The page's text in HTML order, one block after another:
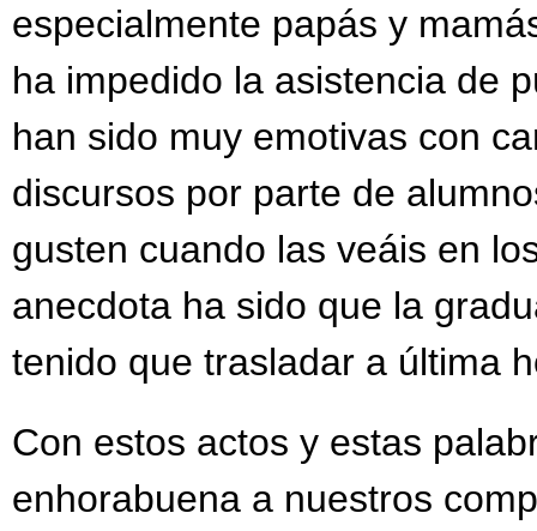
especialmente papás y
ha impedido la asistencia de
han sido muy emotivas con
discursos por parte de
gusten cuando las veáis en
anecdota ha sido que la
tenido que trasladar a última
Con estos actos y estas
enhorabuena a nuestros